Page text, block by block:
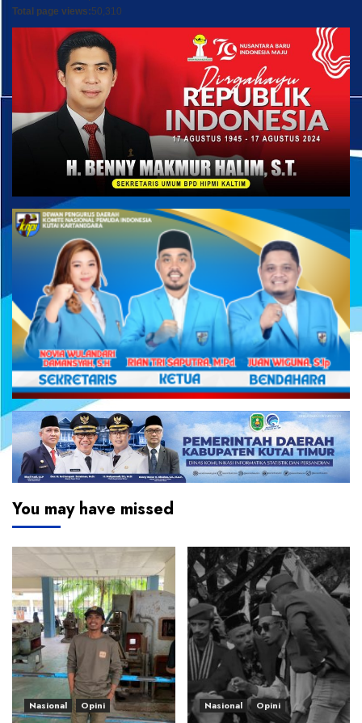
Total page views:50,310
You may have missed
Nasional Opini Nasional Opini